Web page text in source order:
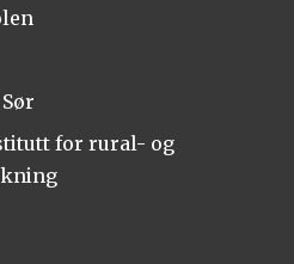
for rural- og